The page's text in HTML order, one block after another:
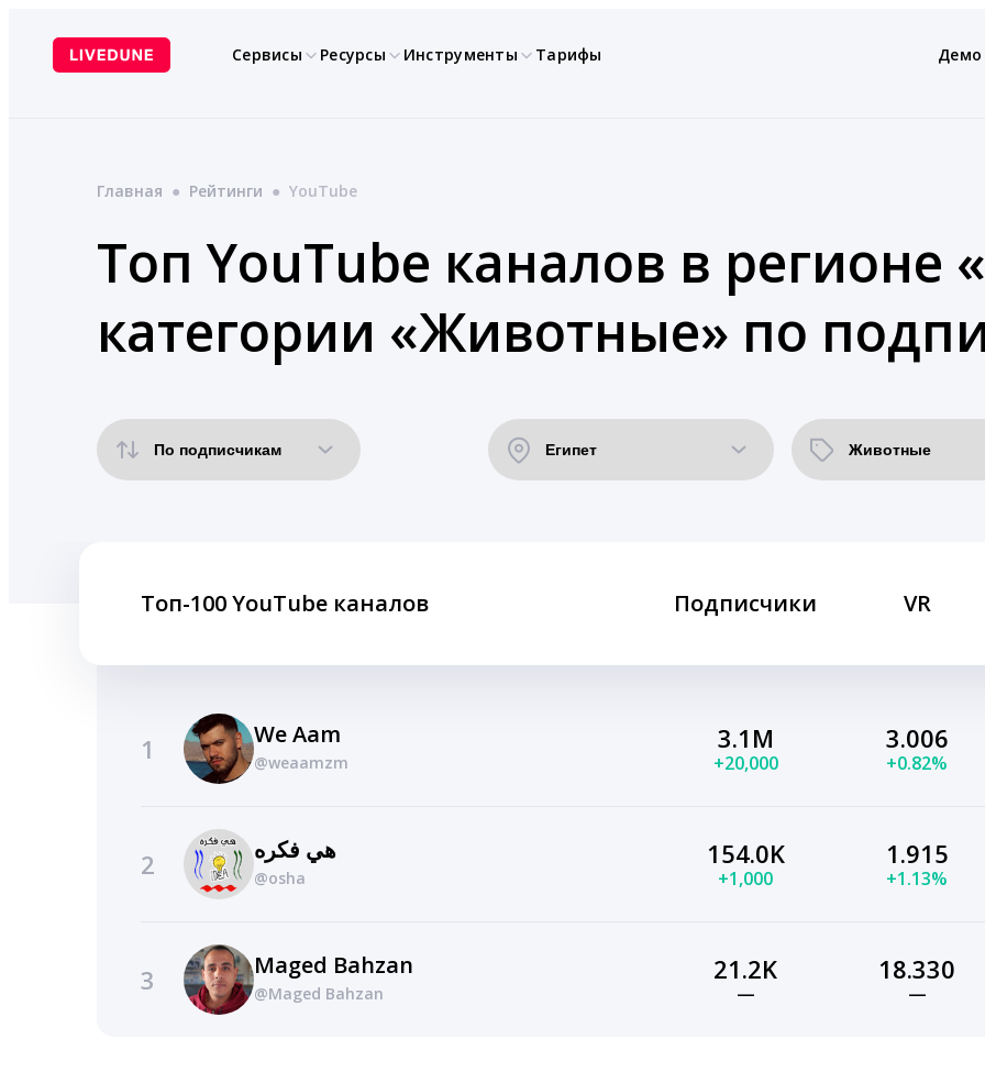
содержимому
Сервисы Ресурсы Инструменты Тарифы Демо
Главная ● Рейтинги ● YouTube
Топ YouTube каналов в регионе
категории «Животные» по
Топ-100 YouTube каналов Подписчики VR
1 We Aam
@weaamzm
3.1M
+20,000
3.006
+0.82%
2 هي فكره
@osha
154.0K
+1,000
1.915
+1.13%
3 Maged Bahzan
@Maged Bahzan
21.2K
—
18.330
—